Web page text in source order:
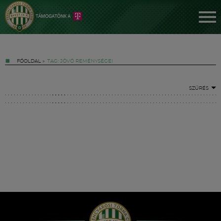
FŐOLDAL » TAG: JÖVŐ REMÉNYSÉGEI
SZŰRÉS
Hírek